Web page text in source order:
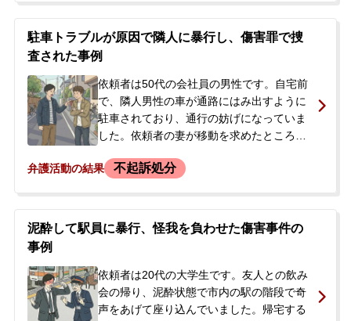
刑事事件データベース
を受けることになったため、今後の警察へ
の対応や、被害者との示談について不安を
感じ、当事務所へ相談に来られました。事
件後、職場では被害者と顔を合わせないよ
う配慮されていましたが、直接謝罪できて
おらず、示談に応じてもらえない可能性が
高いと考えておられました。
駐車トラブルが原因で隣人に暴行し、傷害罪で捜
査された事例
依頼者は50代の会社員の男性です。自宅前
で、隣人男性の車が通路にはみ出すように
駐車されており、通行の妨げになっていま
した。依頼者の妻が移動を求めたところ口
るのを見た依頼者は、カッとなって隣人の
として警察に調書を取られましたが、後
日、隣人が警察に診断書と被害届を提出し
察から事情聴取の呼び出しを受けた依頼者
は、刑事処罰を軽くするため示談をしたい
と考え、当事務所へ相談に来られました。
弁護活動の結果 不起訴処分
泥酔して駅員に暴行、怪我を負わせた傷害事件の
事例
依頼者は20代の大学生です。友人との飲み
会の帰り、泥酔状態で市内の駅の階段で奇
声をあげて座り込んでいました。帰宅する